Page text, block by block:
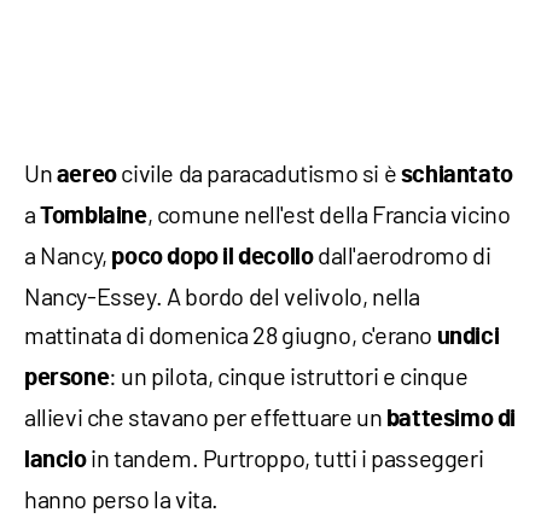
Un aereocivile da paracadutismo si è schiantato
aTomblaine, comune nell'est della Francia vicino
a Nancy, poco dopo il decollodall'aerodromo di
Nancy-Essey. A bordo del velivolo, nella
mattinata di domenica 28 giugno, c'erano undici
persone: un pilota, cinque istruttori e cinque
allievi che stavano per effettuare un battesimo di
lancioin tandem. Purtroppo, tutti i passeggeri
hanno perso la vita.